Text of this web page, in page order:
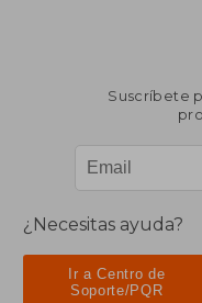
Suscríbete
¿Necesitas ayuda?
Ir a Centro de
Soporte/PQR